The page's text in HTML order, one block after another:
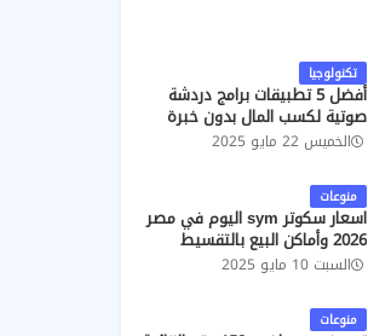
تكنولوجيا
أفضل 5 تطبيقات برامج دردشة
صوتية لكسب المال بدون خبرة
الخميس 22 مايو 2025
منوعات
اسعار سكوتر sym اليوم في مصر
2026 وأماكن البيع بالتقسيط
السبت 10 مايو 2025
منوعات